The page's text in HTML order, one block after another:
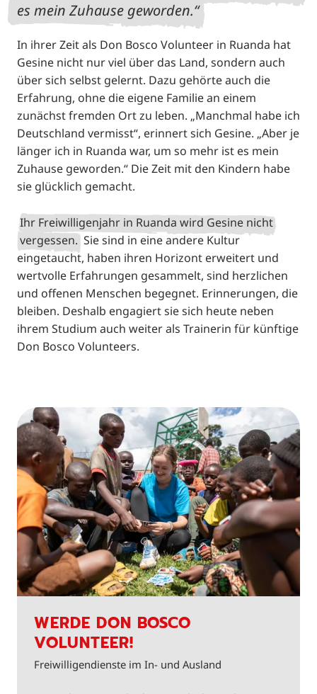
es mein Zuhause geworden.
In ihrer Zeit als Don Bosco Volunteer in Ruanda hat
Gesine nicht nur viel über das Land, sondern auch
über sich selbst gelernt. Dazu gehörte auch die
Erfahrung, ohne die eigene Familie an einem
zunächst fremden Ort zu leben. „Manchmal habe ich
Deutschland vermisst“, erinnert sich Gesine. „Aber je
länger ich in Ruanda war, um so mehr ist es mein
Zuhause geworden.“ Die Zeit mit den Kindern habe
sie glücklich gemacht.
Ihr Freiwilligenjahr in Ruanda wird Gesine nicht
vergessen. Sie sind in eine andere Kultur
eingetaucht, haben ihren Horizont erweitert und
wertvolle Erfahrungen gesammelt, sind herzlichen
und offenen Menschen begegnet. Erinnerungen, die
bleiben. Deshalb engagiert sie sich heute neben
ihrem Studium auch weiter als Trainerin für künftige
Don Bosco Volunteers.
WERDE DON BOSCO
VOLUNTEER!
Freiwilligendienste im In- und Ausland